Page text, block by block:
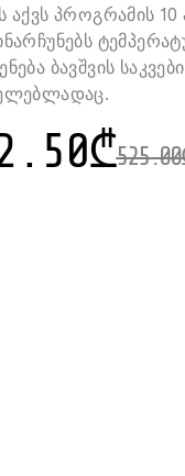
აქვს პროგრამის
ბავშვის
525.00
₾